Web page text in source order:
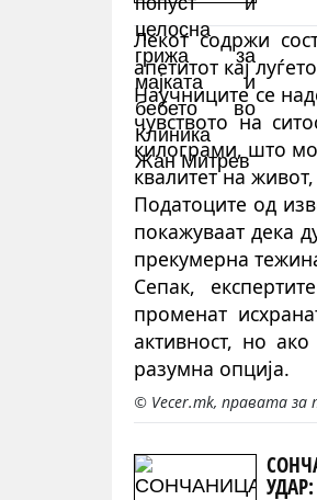
Лекот содржи
апетитот кај
Научниците се
чувството на
килограми, што
квалитет на
Податоците од
покажуваат дека
прекумерна
Сепак,
променат
активност, но
разумна опција.
© Vecer.mk, правата за